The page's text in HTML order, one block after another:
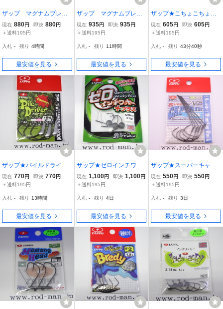
ザップ マグナムブレデ
ィ #4/0 1.8g ブレー
ドサイズ#5
現在 880円 即決 880円
＋送料195円
入札 - 残り 4時間
最安値を見る
ザップ マグナムブレデ
ィ #5/0 3.5g ブレー
ドサイズ#6
現在 935円 即決 935円
＋送料195円
入札 - 残り 11時間
最安値を見る
ザップ★こちょこちょヘ
ッド★#1/16oz(1.8g)★エ
コ認定商品
現在 605円 即決 605円
＋送料195円
入札 - 残り 43分39秒
最安値を見る
ザップ★パイルドライバ
ーカウンター★#6/0★1/8
oz(3.5g)
現在 770円 即決 770円
＋送料195円
入札 - 残り 13時間
最安値を見る
ザップ★ゼロインチワッ
キープラス★#3/32oz (2.7
g)★エコ認定商品
現在 1,100円 即決 1,100円
＋送料195円
入札 - 残り 4日
最安値を見る
ザップ★スーパーキャプ
テンフックブイガード★#
3/0
現在 550円 即決 550円
＋送料195円
入札 - 残り 3日
最安値を見る